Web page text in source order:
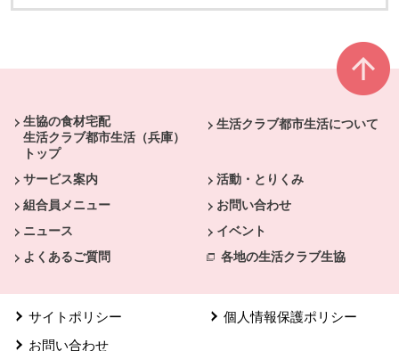
生協の食材宅配
生活クラブ都市生活（兵庫）
トップ
生活クラブ都市生活について
サービス案内
活動・とりくみ
組合員メニュー
お問い合わせ
ニュース
イベント
よくあるご質問
各地の生活クラブ生協
サイトポリシー
個人情報保護ポリシー
お問い合わせ